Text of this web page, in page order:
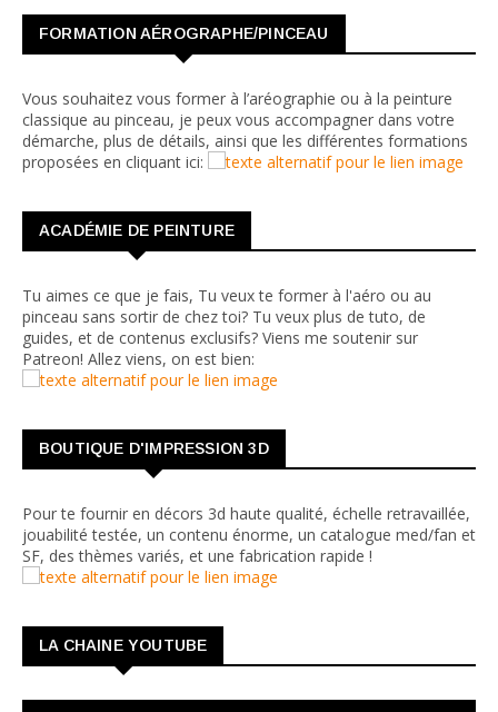
FORMATION AÉROGRAPHE/PINCEAU
Vous souhaitez vous former à l’aréographie ou à la peinture
classique au pinceau, je peux vous accompagner dans votre
démarche, plus de détails, ainsi que les différentes formations
proposées en cliquant ici:
ACADÉMIE DE PEINTURE
Tu aimes ce que je fais, Tu veux te former à l'aéro ou au
pinceau sans sortir de chez toi? Tu veux plus de tuto, de
guides, et de contenus exclusifs? Viens me soutenir sur
Patreon! Allez viens, on est bien:
BOUTIQUE D'IMPRESSION 3D
Pour te fournir en décors 3d haute qualité, échelle retravaillée,
jouabilité testée, un contenu énorme, un catalogue med/fan et
SF, des thèmes variés, et une fabrication rapide !
LA CHAINE YOUTUBE